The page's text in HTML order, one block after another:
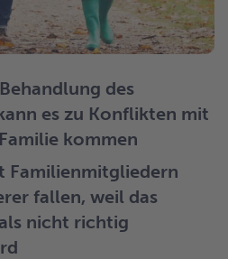
des
es zu Konflikten mit
kommen
Familienmitgliedern
fallen, weil das
nicht richtig